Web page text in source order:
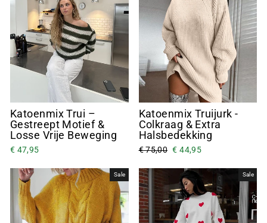
Katoenmix Trui –
Gestreept Motief &
Losse Vrije Beweging
€ 47,95
Katoenmix Truijurk -
Colkraag & Extra
Halsbedekking
€ 75,00 € 44,95
Sale Sale